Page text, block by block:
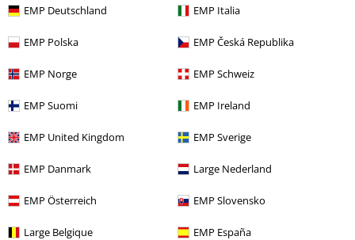
EMP Deutschland EMP Italia
EMP Polska EMP Česká Republika
EMP Norge EMP Schweiz
EMP Suomi EMP Ireland
EMP United Kingdom EMP Sverige
EMP Danmark Large Nederland
EMP Österreich EMP Slovensko
Large Belgique EMP España
Mehr Kategorien. Mehr Möglichkeiten.